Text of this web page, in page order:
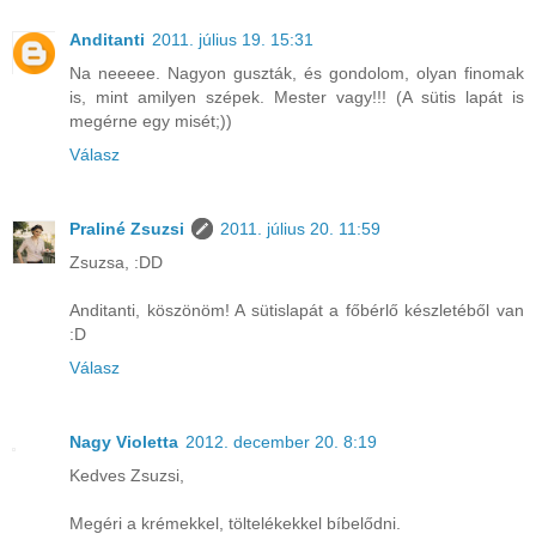
Anditanti 2011. július 19. 15:31
Na neeeee. Nagyon guszták, és gondolom, olyan finomak
is, mint amilyen szépek. Mester vagy!!! (A sütis lapát is
megérne egy misét;))
Válasz
Praliné Zsuzsi
2011. július 20. 11:59
Zsuzsa, :DD
Anditanti, köszönöm! A sütislapát a főbérlő készletéből van
:D
Válasz
Nagy Violetta 2012. december 20. 8:19
Kedves Zsuzsi,
Megéri a krémekkel, töltelékekkel bíbelődni.